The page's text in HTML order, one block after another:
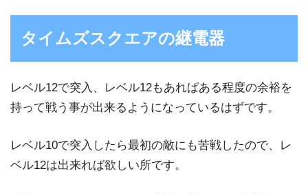
タイムズスクエアの継電器
レベル12で突入、レベル12もあればある程度の余裕を
持って戦う事が出来るようになっているはずです。
レベル10で突入したら最初の敵にも苦戦したので、レ
ベル12は出来れば欲しい所です。